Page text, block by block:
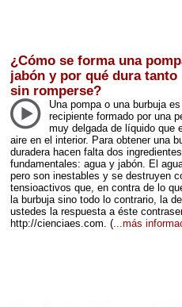
¿Cómo se forma una
jabón y por qué dura tanto
sin romperse?
Una pompa o una burbuja
recipiente formado por una
muy delgada de líquido que
aire en el interior. Para obtener una
duradera hacen falta dos ingredientes
fundamentales: agua y jabón. El
pero son inestables y se destruyen
tensioactivos que, en contra de lo
la burbuja sino todo lo contrario, la
ustedes la respuesta a éste
http://cienciaes.com. (...más